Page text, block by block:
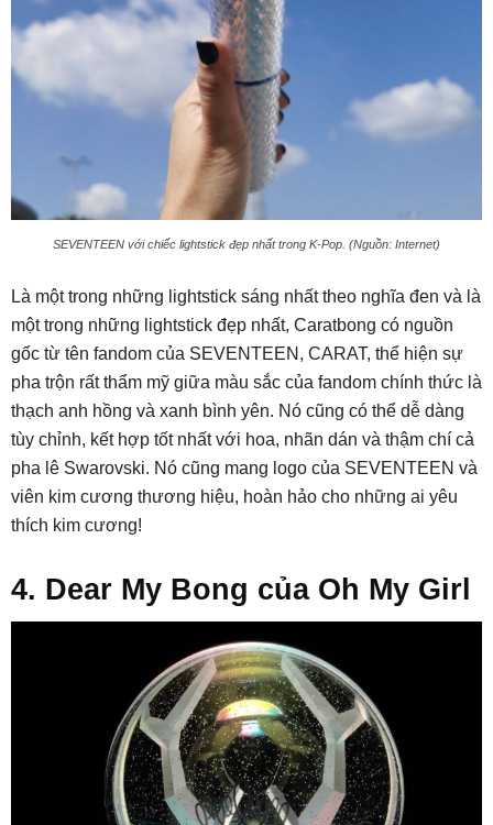
SEVENTEEN với chiếc lightstick đẹp nhất trong K-Pop. (Nguồn: Internet)
Là một trong những lightstick sáng nhất theo nghĩa đen và là
một trong những lightstick đẹp nhất, Caratbong có nguồn
gốc từ tên fandom của SEVENTEEN, CARAT, thể hiện sự
pha trộn rất thẩm mỹ giữa màu sắc của fandom chính thức là
thạch anh hồng và xanh bình yên. Nó cũng có thể dễ dàng
tùy chỉnh, kết hợp tốt nhất với hoa, nhãn dán và thậm chí cả
pha lê Swarovski. Nó cũng mang logo của SEVENTEEN và
viên kim cương thương hiệu, hoàn hảo cho những ai yêu
thích kim cương!
4. Dear My Bong của Oh My Girl